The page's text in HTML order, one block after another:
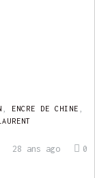
ENCRE DE CHINE
0
28 ans ago